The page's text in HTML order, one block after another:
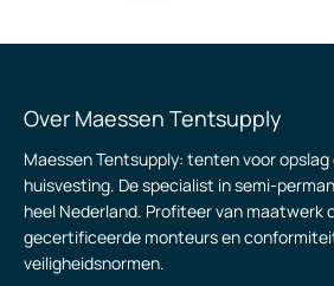
Over Maessen Tentsupply
Maessen Tentsupply: tenten voor
huisvesting. De specialist in semi-
heel Nederland. Profiteer van maatwerk
gecertificeerde monteurs en
veiligheidsnormen.